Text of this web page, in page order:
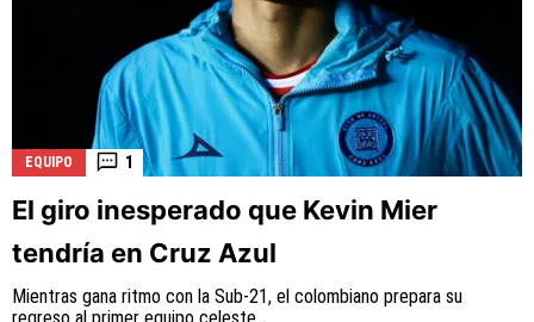
EQUIPO 1
El giro inesperado que Kevin Mier
tendría en Cruz Azul
Mientras gana ritmo con la Sub-21, el colombiano prepara su